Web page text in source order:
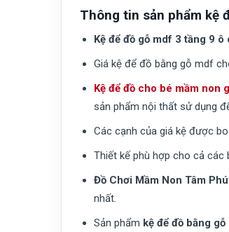
Thông tin sản phẩm kệ
Kệ để đồ gỗ mdf 3 tầng 9 ô
Giá kệ để đồ bằng gỗ mdf
Kệ để đồ cho bé mầm non
sản phẩm nội thất sử dụng
Các cạnh của giá kệ được
Thiết kế phù hợp cho cả các
Đồ Chơi Mầm Non Tâm
nhất.
Sản phẩm kệ để đồ bằng